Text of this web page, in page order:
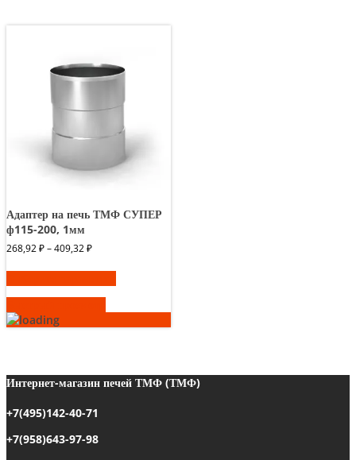
можно
странице
товара.
Адаптер на печь ТМФ СУПЕР
ф115-200, 1мм
268,92₽–409,32₽Диапазон
268,92 ₽
–
409,32 ₽
несколько
вариаций.
выбрать
на
Интернет-магазин печей ТМФ (ТМФ)
+7(495)142-40-71
+7(958)643-97-98